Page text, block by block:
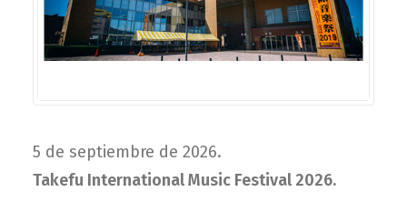
5 de septiembre de 2026.
Takefu International Music Festival 2026.